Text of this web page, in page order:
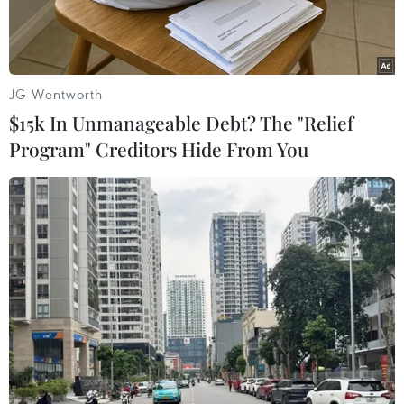
Một cơ sở lọc dầu trên đảo Khark của Iran ở ngoài khơi vùng
Vịnh. (Nguồn: AFP/TTXVN)
Ngày 19/8, Phó Tổng thống thứ nhất của Iran
Es'haq Jahangiri tuyên bố rằng Liên minh châu
Âu (EU) đã cam kết sẽ hành động trước khi lệnh
cấm nhập khẩu dầu mỏ từ Iran của Mỹ có hiệu
JG Wentworth
$15k In Unmanageable Debt? The "Relief
Program" Creditors Hide From You